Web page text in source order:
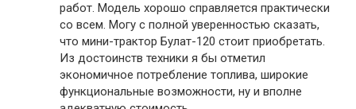
работ. Модель хорошо справляется практически
со всем. Могу с полной уверенностью сказать,
что мини-трактор Булат-120 стоит приобретать.
Из достоинств техники я бы отметил
экономичное потребление топлива, широкие
функциональные возможности, ну и вполне